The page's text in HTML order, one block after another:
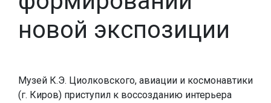
новой экспозиции
Музей К.Э. Циолковского, авиации и космонавтики
(г. Киров) приступил к воссозданию интерьера